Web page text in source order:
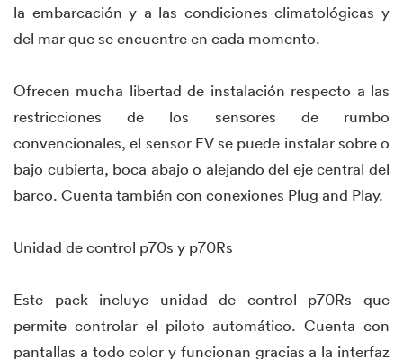
la embarcación y a las condiciones climatológicas y
del mar que se encuentre en cada momento.
Ofrecen mucha libertad de instalación respecto a las
restricciones de los sensores de rumbo
convencionales, el sensor EV se puede instalar sobre o
bajo cubierta, boca abajo o alejando del eje central del
barco. Cuenta también con conexiones Plug and Play.
Unidad de control p70s y p70Rs
Este pack incluye unidad de control p70Rs que
permite controlar el piloto automático. Cuenta con
pantallas a todo color y funcionan gracias a la interfaz